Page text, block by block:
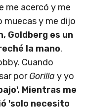
me acercó y me
muecas y me dijo
Goldberg es un
la mano.
Cuando
porGorilla y yo
Mientras me
'solo necesito